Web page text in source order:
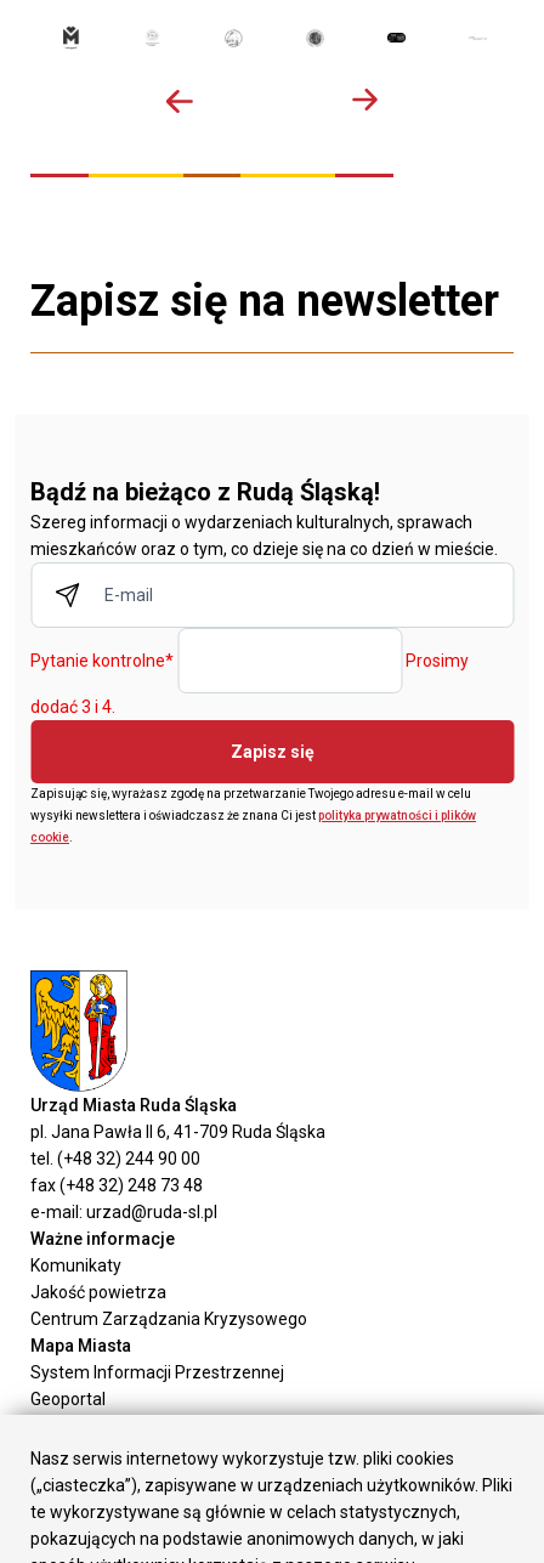
Zapisz się na newsletter
Bądź na bieżąco z Rudą Śląską!
Szereg informacji o wydarzeniach kulturalnych, sprawach
mieszkańców oraz o tym, co dzieje się na co dzień w mieście.
Pytanie kontrolne* Prosimy
dodać 3 i 4.
Zapisz się
Zapisując się, wyrażasz zgodę na przetwarzanie Twojego adresu e-mail w celu
wysyłki newslettera i oświadczasz że znana Ci jestpolityka prywatności i plików
cookie
Urząd Miasta Ruda Śląska
pl. Jana Pawła II 6, 41-709 Ruda Śląska
tel. (+48 32) 244 90 00
fax (+48 32) 248 73 48
e-mail: urzad@ruda-sl.pl
Ważne informacje
Komunikaty
Jakość powietrza
Centrum Zarządzania Kryzysowego
Mapa Miasta
System Informacji Przestrzennej
Geoportal
Załatw sprawę
Prezydent Miasta
Rada Miasta
Wydziały
Nasz serwis internetowy wykorzystuje tzw. pliki cookies
(„ciasteczka”), zapisywane w urządzeniach użytkowników. Pliki
te wykorzystywane są głównie w celach statystycznych,
pokazujących na podstawie anonimowych danych, w jaki